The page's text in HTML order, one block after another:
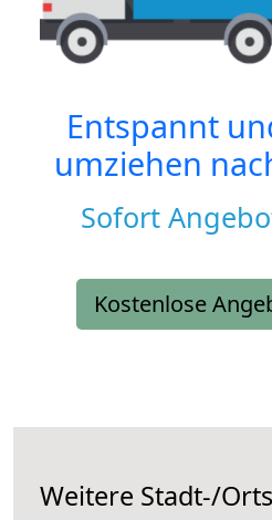
Entspannt
umziehen
Sofort
Kostenlose
Weitere Stadt-/